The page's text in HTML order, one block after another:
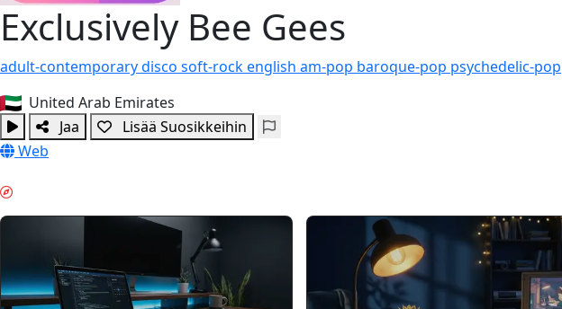
Exclusively Bee Gees
adult-contemporarydisco soft-rockenglish am-pop baroque-pop psychedelic-pop
United Arab Emirates
Jaa
Lisää Suosikkeihin
Web